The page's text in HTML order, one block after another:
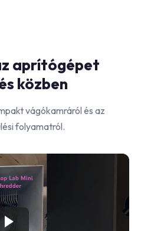
aprítógépet
közben
vágókamráról és az
folyamatról.